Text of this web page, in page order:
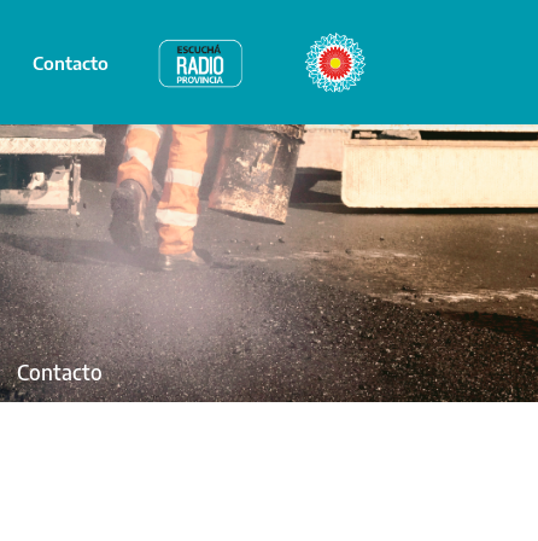
Contacto Radio Provincia Bicentenario
Contacto